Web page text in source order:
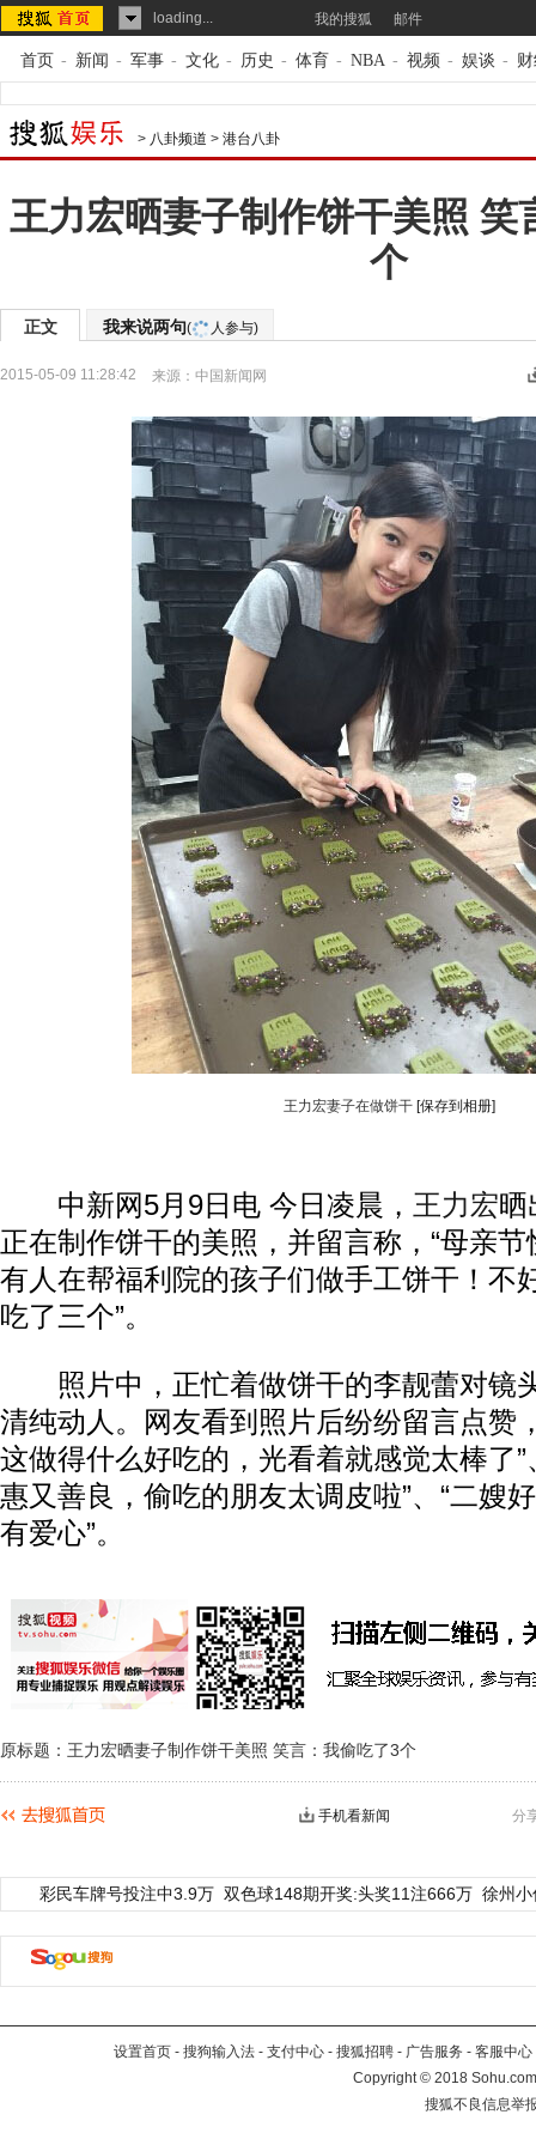
loading... 我的搜狐 邮件
首页 - 新闻 - 军事 - 文化 - 历史 - 体育 - NBA - 视频 - 娱谈 -
> 八卦频道 > 港台八卦
王力宏晒妻子制作饼干美照 笑
个
正文 我来说两句( 人参与)
2015-05-09 11:28:42 来源： 中国新闻网
王力宏妻子在做饼干 [保存到相册]
中新网5月9日电 今日凌晨， 王力宏晒
正在制作饼干的美照，并留言称，“母亲
有人在帮福利院的孩子们做手工饼干！不
吃了三个”。
照片中，正忙着做饼干的李靓蕾对镜
清纯动人。网友看到照片后纷纷留言点赞
这做得什么好吃的，光看着就感觉太棒了”
惠又善良，偷吃的朋友太调皮啦”、“二嫂
有爱心”。
原标题：王力宏晒妻子制作饼干美照 笑言：我偷吃了3个
分
手机看新闻
彩民车牌号投注中3.9万 双色球148期开奖:头奖11注666万 徐州
动物系恋人啊 | 钟欣潼体验爱情哲学 南
设置首页 - 搜狗输入法 - 支付中心 - 搜狐招聘 - 广告服务 - 客服中心
Copyright©2018
搜狐不良信息举